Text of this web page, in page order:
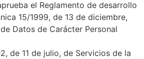
el Reglamento de desarrollo
15/1999, de 13 de diciembre,
Datos de Carácter Personal
de 11 de julio, de Servicios de la